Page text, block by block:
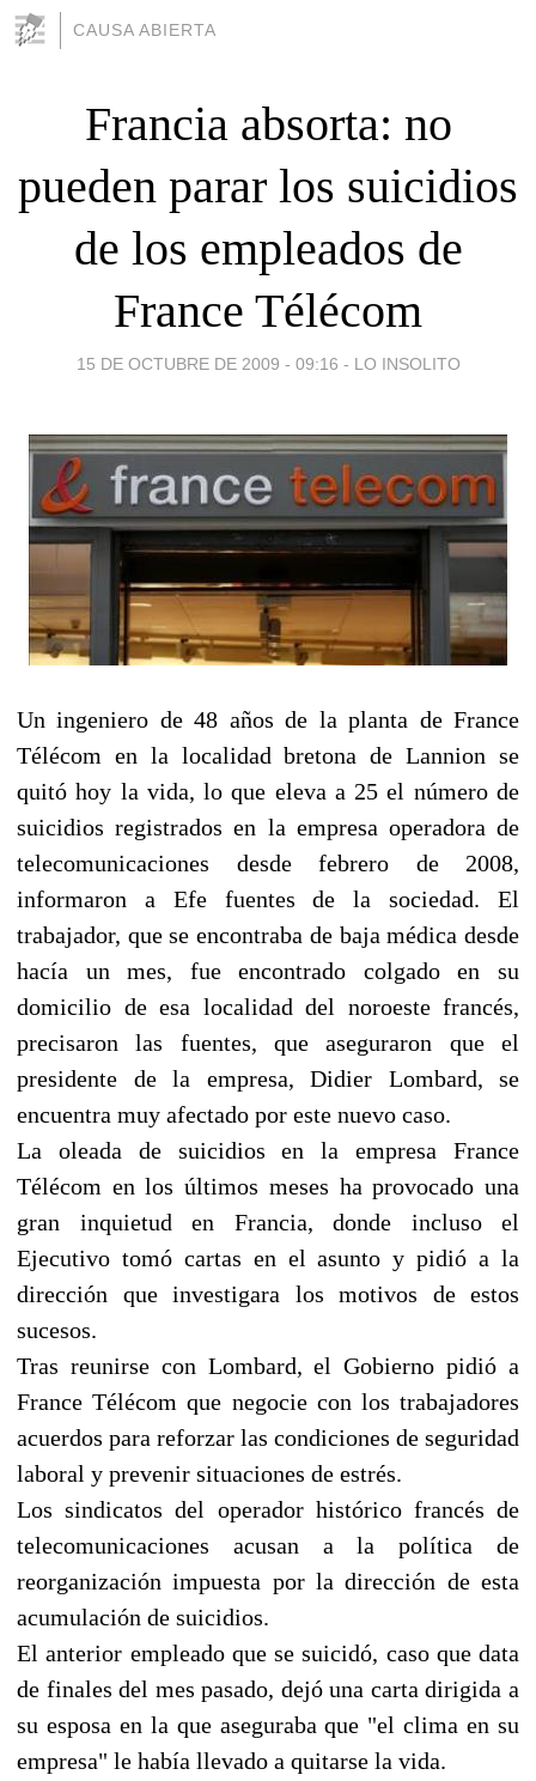
CAUSA ABIERTA
Francia absorta: no
pueden parar los suicidios
de los empleados de
France Télécom
15 DE OCTUBRE DE 2009 - 09:16 - LO INSOLITO
Un ingeniero de 48 años de la planta de France
Télécom en la localidad bretona de Lannion se
quitó hoy la vida, lo que eleva a 25 el número de
suicidios registrados en la empresa operadora de
telecomunicaciones desde febrero de 2008,
informaron a Efe fuentes de la sociedad. El
trabajador, que se encontraba de baja médica desde
hacía un mes, fue encontrado colgado en su
domicilio de esa localidad del noroeste francés,
precisaron las fuentes, que aseguraron que el
presidente de la empresa, Didier Lombard, se
encuentra muy afectado por este nuevo caso.
La oleada de suicidios en la empresa France
Télécom en los últimos meses ha provocado una
gran inquietud en Francia, donde incluso el
Ejecutivo tomó cartas en el asunto y pidió a la
dirección que investigara los motivos de estos
sucesos.
Tras reunirse con Lombard, el Gobierno pidió a
France Télécom que negocie con los trabajadores
acuerdos para reforzar las condiciones de seguridad
laboral y prevenir situaciones de estrés.
Los sindicatos del operador histórico francés de
telecomunicaciones acusan a la política de
reorganización impuesta por la dirección de esta
acumulación de suicidios.
El anterior empleado que se suicidó, caso que data
de finales del mes pasado, dejó una carta dirigida a
su esposa en la que aseguraba que "el clima en su
empresa" le había llevado a quitarse la vida.